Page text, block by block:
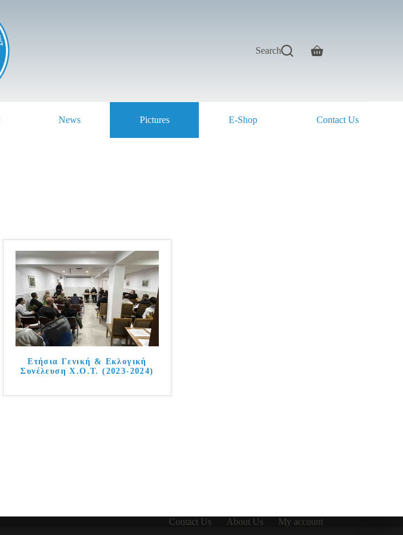
Search
News Pictures E-Shop Contact Us
Ετήσια Γενική & Εκλογική
Συνέλευση Χ.Ο.Τ. (2023-2024)
Contact Us About Us
My account